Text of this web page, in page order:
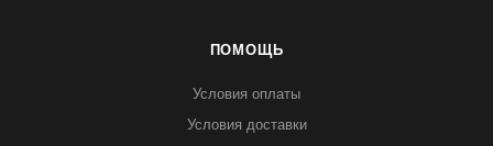
ПОМОЩЬ
Условия оплаты
Условия доставки